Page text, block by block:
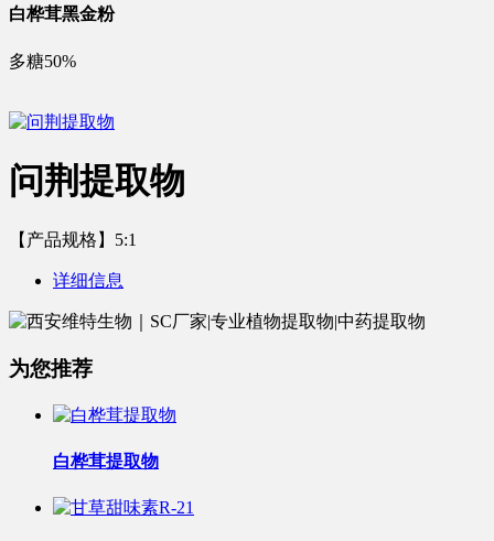
白桦茸黑金粉
多糖50%
问荆提取物
【产品规格】5:1
详细信息
为您推荐
白桦茸提取物